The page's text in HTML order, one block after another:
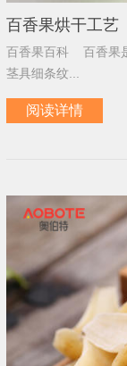
百香果烘干工艺
百香果百科 百香果
茎具细条纹...
阅读详情